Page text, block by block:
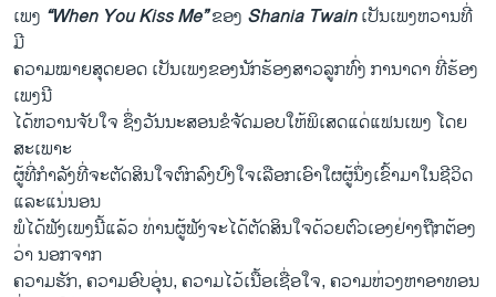
ເພງ “When You Kiss Me”ຂອງ Shania Twainເປັນ​ເພງຫວານ​ທີ່
ມີ
ຄວາມໝາຍສຸດຍອດ ເປັນເພງຂອງນັກ​ຮ້ອງ​ສາວລູກ​ທົ່ງ ກາ​ນາ​ດາ ທີ່​ຮ້ອງ​
ເພງ​ນີ
ໄດ້​ຫວານ​ຈັບ​ໃຈ ຊຶ່ງ​ວັນນະ​ສອນ​ຂໍຈັດ​ມອບ​ໃຫ້ພິ​ເສດ​ແດ່​ແຟນ​ເພງ ​ໂດຍ​
ສະ​ເພາະ
ຜູ້ທີ່​ກໍາລັງ​ທີ່​ຈະ​ຕັດສິນ​ໃຈຕົກລົງປົງໃຈ​ເລືອກເອົາໃຜຜູ້ນຶ່ງເຂົ້າມາໃນຊີວິດ
ແລະແນ່ນອນ
ພໍ​ໄດ້ຟັງເພງ​ນີ້​ແລ້ວ ​ທ່ານ​ຜູ້​ຟັງຈະ​ໄດ້​ຕັດສິນ​ໃຈດ້ວຍຕົວ​ເອງຢ່າງຖືກຕ້ອງ
ວ່າ ນອກຈາກ
ຄວາມຮັກ, ຄວາມອົບອຸ່ນ, ຄວາມໄວ້ເນື້ອເຊື່ອໃຈ, ຄວາມຫ່ວງຫາອາທອນ